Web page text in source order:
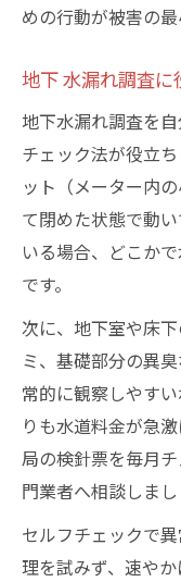
めの行動が被害の最
地下 水漏れ調査
地下水漏れ調査を
チェック法が役立
ット（メーター内
て閉めた状態で動
いる場合、どこか
です。
次に、地下室や床
ミ、基礎部分の異
常的に観察しやす
りも水道料金が急
局の検針票を毎月
門業者へ相談しまし
セルフチェックで
理を試みず、速や